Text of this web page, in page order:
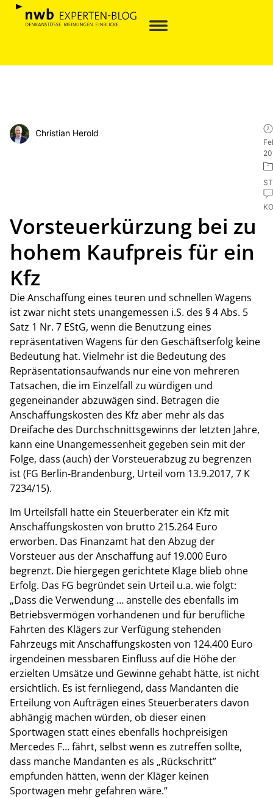
Christian Herold
Vorsteuerkürzung bei zu
hohem Kaufpreis für ein
Kfz
Die Anschaffung eines teuren und schnellen Wagens
ist zwar nicht stets unangemessen i.S. des § 4 Abs. 5
Satz 1 Nr. 7 EStG, wenn die Benutzung eines
repräsentativen Wagens für den Geschäftserfolg keine
Bedeutung hat. Vielmehr ist die Bedeutung des
Repräsentationsaufwands nur eine von mehreren
Tatsachen, die im Einzelfall zu würdigen und
gegeneinander abzuwägen sind. Betragen die
Anschaffungskosten des Kfz aber mehr als das
Dreifache des Durchschnittsgewinns der letzten Jahre,
kann eine Unangemessenheit gegeben sein mit der
Folge, dass (auch) der Vorsteuerabzug zu begrenzen
ist (FG Berlin-Brandenburg, Urteil vom 13.9.2017, 7 K
7234/15).
Im Urteilsfall hatte ein Steuerberater ein Kfz mit
Anschaffungskosten von brutto 215.264 Euro
erworben. Das Finanzamt hat den Abzug der
Vorsteuer aus der Anschaffung auf 19.000 Euro
begrenzt. Die hiergegen gerichtete Klage blieb ohne
Erfolg. Das FG begründet sein Urteil u.a. wie folgt:
„Dass die Verwendung … anstelle des ebenfalls im
Betriebsvermögen vorhandenen und für berufliche
Fahrten des Klägers zur Verfügung stehenden
Fahrzeugs mit Anschaffungskosten von 124.400 Euro
irgendeinen messbaren Einfluss auf die Höhe der
erzielten Umsätze und Gewinne gehabt hätte, ist nicht
ersichtlich. Es ist fernliegend, dass Mandanten die
Erteilung von Aufträgen eines Steuerberaters davon
abhängig machen würden, ob dieser einen
Sportwagen statt eines ebenfalls hochpreisigen
Mercedes F… fährt, selbst wenn es zutreffen sollte,
dass manche Mandanten es als „Rückschritt”
empfunden hätten, wenn der Kläger keinen
Sportwagen mehr gefahren wäre.“